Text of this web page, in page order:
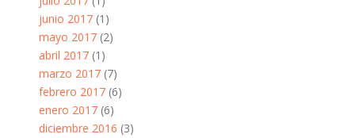
junio 2017 (1)
mayo 2017 (2)
abril 2017 (1)
marzo 2017 (7)
febrero 2017 (6)
enero 2017 (6)
diciembre 2016 (3)